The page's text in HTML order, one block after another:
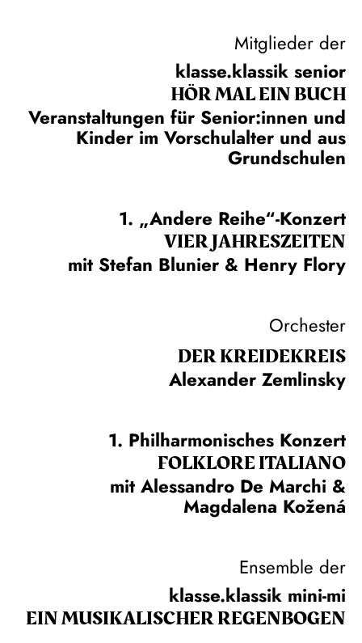
Mitglieder der
klasse.klassik senior
HÖR MAL EIN BUCH
Veranstaltungen für Senior:innen und
Kinder im Vorschulalter und aus
Grundschulen
1. „Andere Reihe“-Konzert
VIER JAHRESZEITEN
mit Stefan Blunier & Henry Flory
Orchester
DER KREIDE­KREIS
Alexander Zemlinsky
1. Philharmonisches Konzert
FOLKLORE ITALIANO
mit Alessandro De Marchi &
Magdalena Kožená
Ensemble der
klasse.klassik mini-mi
EIN MUSIKALISCHER REGENBOGEN